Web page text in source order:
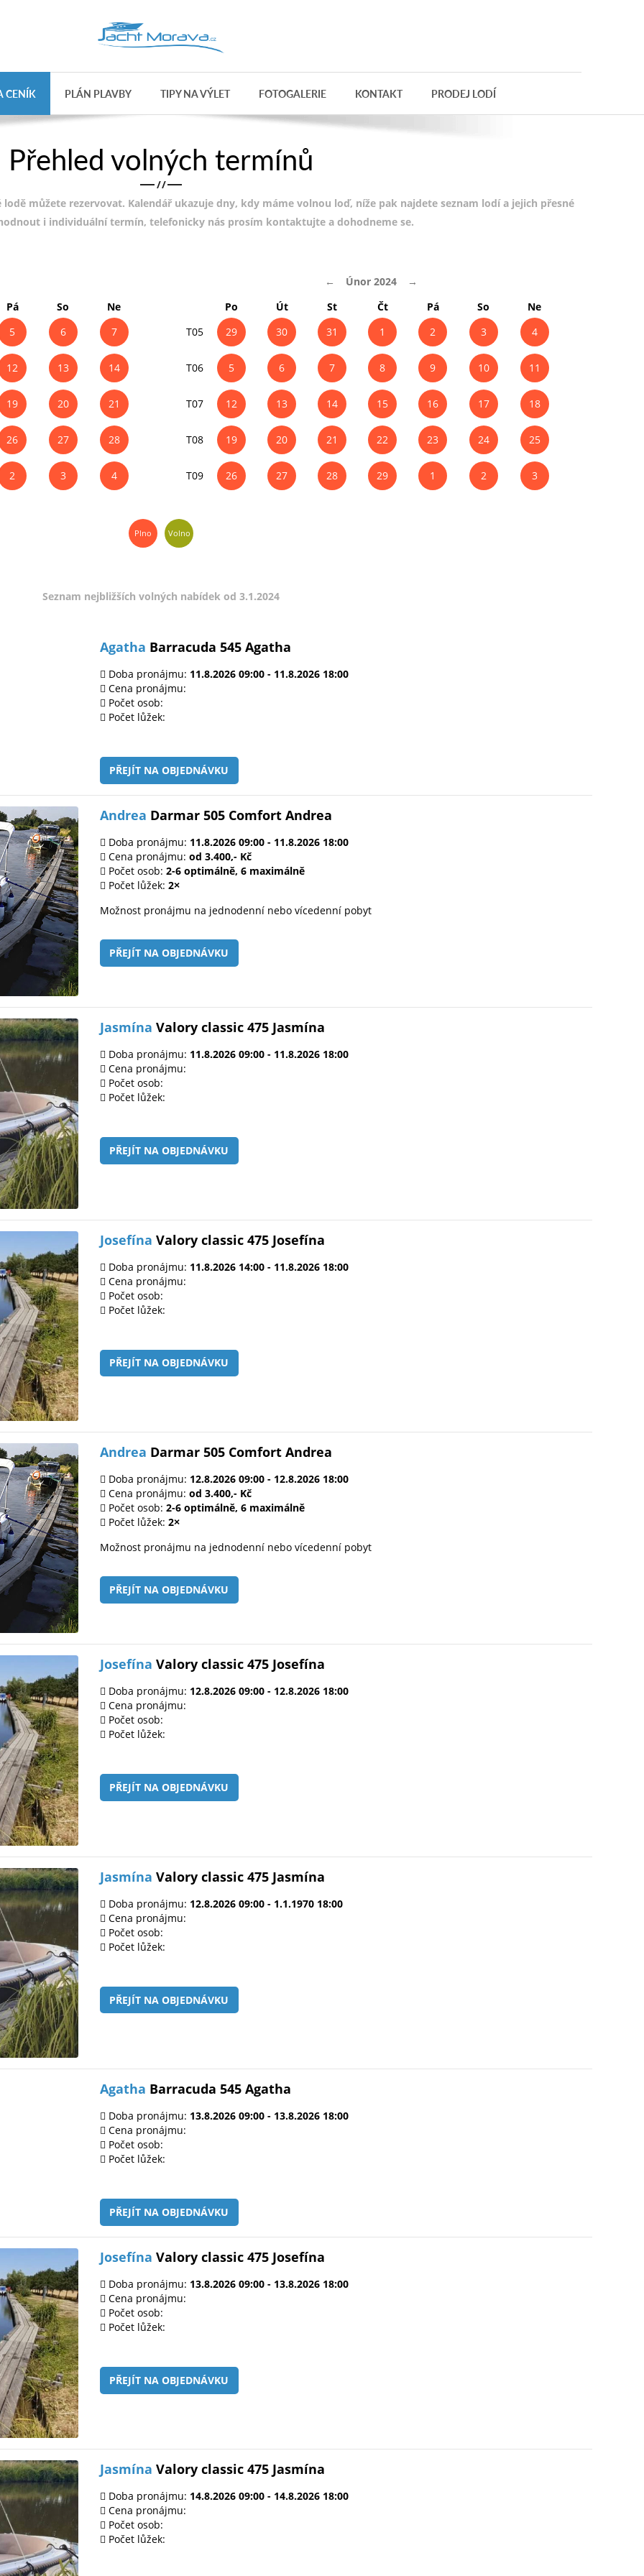
CENÍK PLÁN PLAVBY TIPY NA VÝLET FOTOGALERIE KONTAKT PRODEJ LODÍ
Přehled volných termínů
/ /
můžete rezervovat. Kalendář ukazuje dny, kdy máme volnou loď, níže pak najdete seznam lodí a jejich přesné
i individuální termín, telefonicky nás prosím kontaktujte a dohodneme se.
Pá So
Ne
5 6 7
12 13 14
19 20 21
26 27 28
2 3 4
← Únor 2024
→
Po
Út St Čt Pá So
Ne
T05
29 30 31 1 2 3 4
T06 5 6 7 8 9 10 11
T07 12 13 14 15 16 17 18
T08 19 20 21 22 23 24 25
T09 26 27 28 29 1 2 3
Plno Volno
Seznam nejbližších volných nabídek od 3.1.2024
Agatha Barracuda 545 Agatha
Doba pronájmu: 11.8.2026 09:00 - 11.8.2026 18:00
Cena pronájmu:
Počet osob:
Počet lůžek:
PŘEJÍT NA OBJEDNÁVKU
Andrea Darmar 505 Comfort Andrea
Doba pronájmu: 11.8.2026 09:00 - 11.8.2026 18:00
Cena pronájmu: od 3.400,- Kč
Počet osob: 2-6 optimálně, 6 maximálně
Počet lůžek: 2×
Možnost pronájmu na jednodenní nebo vícedenní pobyt
PŘEJÍT NA OBJEDNÁVKU
Jasmína Valory classic 475 Jasmína
Doba pronájmu: 11.8.2026 09:00 - 11.8.2026 18:00
Cena pronájmu:
Počet osob:
Počet lůžek:
PŘEJÍT NA OBJEDNÁVKU
Josefína Valory classic 475 Josefína
Doba pronájmu: 11.8.2026 14:00 - 11.8.2026 18:00
Cena pronájmu:
Počet osob:
Počet lůžek:
PŘEJÍT NA OBJEDNÁVKU
Andrea Darmar 505 Comfort Andrea
Doba pronájmu: 12.8.2026 09:00 - 12.8.2026 18:00
Cena pronájmu: od 3.400,- Kč
Počet osob: 2-6 optimálně, 6 maximálně
Počet lůžek: 2×
Možnost pronájmu na jednodenní nebo vícedenní pobyt
PŘEJÍT NA OBJEDNÁVKU
Josefína Valory classic 475 Josefína
Doba pronájmu: 12.8.2026 09:00 - 12.8.2026 18:00
Cena pronájmu:
Počet osob:
Počet lůžek:
PŘEJÍT NA OBJEDNÁVKU
Jasmína Valory classic 475 Jasmína
Doba pronájmu: 12.8.2026 09:00 - 1.1.1970 18:00
Cena pronájmu:
Počet osob:
Počet lůžek:
PŘEJÍT NA OBJEDNÁVKU
Agatha Barracuda 545 Agatha
Doba pronájmu: 13.8.2026 09:00 - 13.8.2026 18:00
Cena pronájmu:
Počet osob:
Počet lůžek:
PŘEJÍT NA OBJEDNÁVKU
Josefína Valory classic 475 Josefína
Doba pronájmu: 13.8.2026 09:00 - 13.8.2026 18:00
Cena pronájmu:
Počet osob:
Počet lůžek:
PŘEJÍT NA OBJEDNÁVKU
Jasmína Valory classic 475 Jasmína
Doba pronájmu: 14.8.2026 09:00 - 14.8.2026 18:00
Cena pronájmu:
Počet osob:
Počet lůžek: